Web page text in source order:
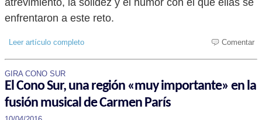
atrevimiento, la solidez y el humor con el que ellas se
enfrentaron a este reto.
Leer artículo completo Comentar
GIRA CONO SUR
El Cono Sur, una región «muy importante» en la
fusión musical de Carmen París